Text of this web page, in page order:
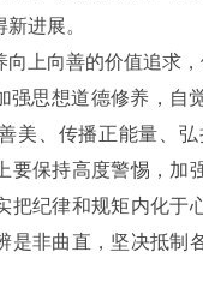
进展。
向上向善的价值追求
强思想道德修养，自
美、传播正能量、
要保持高度警惕，
把纪律和规矩内化于
是非曲直，坚决抵制